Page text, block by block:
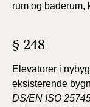
rum og baderum,
§ 248
Elevatorer i
eksisterende
DS/EN ISO